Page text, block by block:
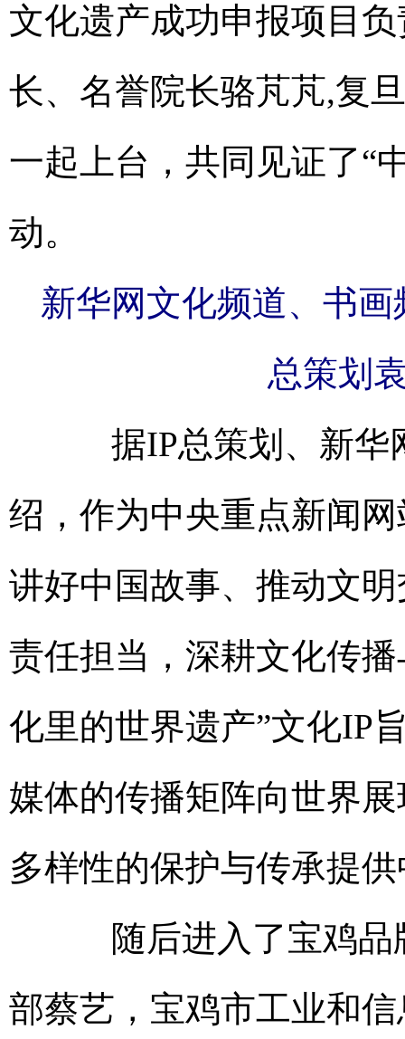
文化遗产成功申报项目
长、名誉院长骆芃芃,复
一起上台，共同见证了“
动。
新华网文化频道、书
总策划
据IP总策划、新华
绍，作为中央重点新闻
讲好中国故事、推动文
责任担当，深耕文化传
化里的世界遗产”文化IP
媒体的传播矩阵向世界
多样性的保护与传承提
随后进入了宝鸡品
部蔡艺，宝鸡市工业和